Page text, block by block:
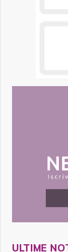
ULTIME